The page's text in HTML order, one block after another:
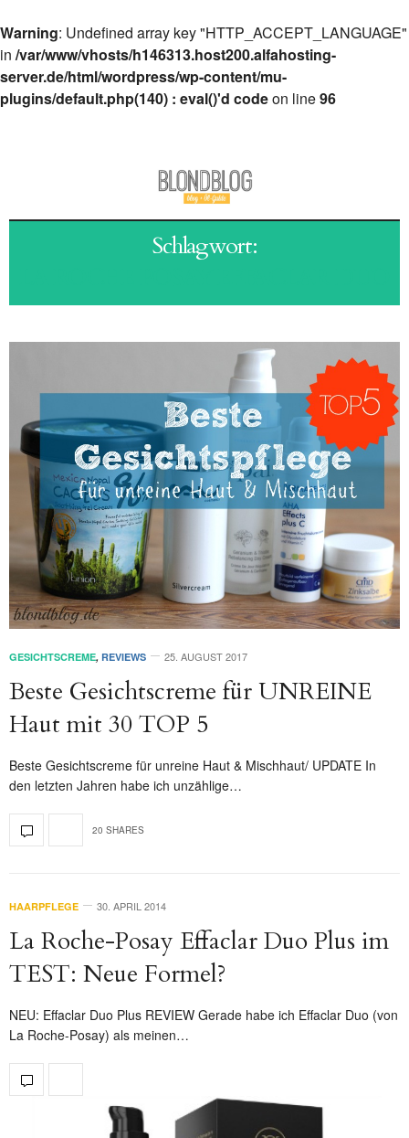
Warning: Undefined array key "HTTP_ACCEPT_LANGUAGE"
in /var/www/vhosts/h146313.host200.alfahosting-
server.de/html/wordpress/wp-content/mu-
plugins/default.php(140) : eval()'d codeon line96
Schlagwort:
GESICHTSCREME, REVIEWS 25. AUGUST 2017
Beste Gesichtscreme für UNREINE
Haut mit 30 TOP 5
Beste Gesichtscreme für unreine Haut & Mischhaut/ UPDATE In
den letzten Jahren habe ich unzählige…
20 SHARES
HAARPFLEGE 30. APRIL 2014
La Roche-Posay Effaclar Duo Plus im
TEST: Neue Formel?
NEU: Effaclar Duo Plus REVIEW Gerade habe ich Effaclar Duo (von
La Roche-Posay) als meinen…